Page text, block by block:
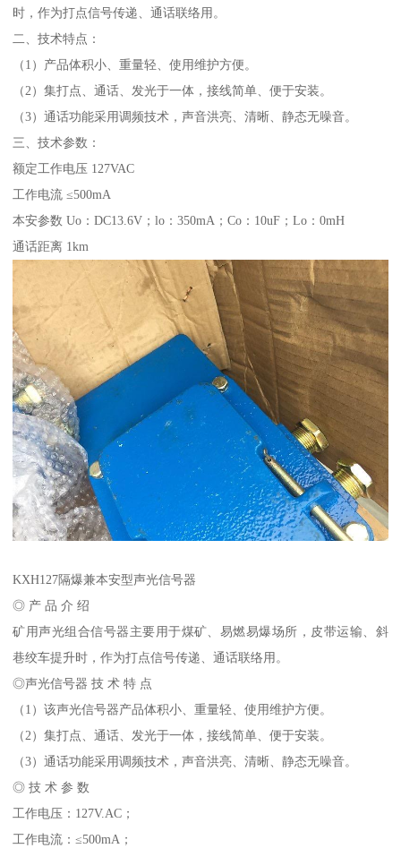
时，作为打点信号传递、通话联络用。
二、技术特点：
（1）产品体积小、重量轻、使用维护方便。
（2）集打点、通话、发光于一体，接线简单、便于安装。
（3）通话功能采用调频技术，声音洪亮、清晰、静态无噪音。
三、技术参数：
额定工作电压 127VAC
工作电流 ≤500mA
本安参数 Uo：DC13.6V；lo：350mA；Co：10uF；Lo：0mH
通话距离 1km
KXH127隔爆兼本安型声光信号器
◎ 产 品 介 绍
矿用声光组合信号器主要用于煤矿、易燃易爆场所，皮带运输、斜
巷绞车提升时，作为打点信号传递、通话联络用。
◎声光信号器 技 术 特 点
（1）该声光信号器产品体积小、重量轻、使用维护方便。
（2）集打点、通话、发光于一体，接线简单、便于安装。
（3）通话功能采用调频技术，声音洪亮、清晰、静态无噪音。
◎ 技 术 参 数
工作电压：127V.AC；
工作电流：≤500mA；